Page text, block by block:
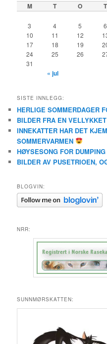
M T O T
3
4 5 6
10
11 12
17
18 19
24
25 26
31
« jul
SISTE INNLEGG:
HERLIGE SOMMERDAGER
BILDER FRA EN
INNEKATTER HAR DET
SOMMERVARMEN
HØYSESONG FOR
BILDER AV PUSETRIOEN,
BLOGVIN:
NRR:
SUNNMØRSKATTEN: